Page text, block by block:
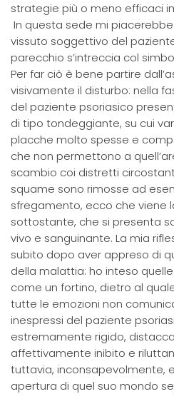
strategie più o meno efficaci
In questa sede mi
vissuto soggettivo del
parecchio s’intreccia col
Per far ciò è bene partire
visivamente il disturbo: nella
del paziente psoriasico
di tipo tondeggiante, su cui
placche molto spesse e
che non permettono a
scambio coi distretti
squame sono rimosse ad
sfregamento, ecco che viene
sottostante, che si presenta
vivo e sanguinante. La mia
subito dopo aver appreso di
della malattia: ho inteso
come un fortino, dietro al
tutte le emozioni non
inespressi del paziente
estremamente rigido,
affettivamente inibito e
tuttavia, inconsapevolmente,
apertura di quel suo mondo